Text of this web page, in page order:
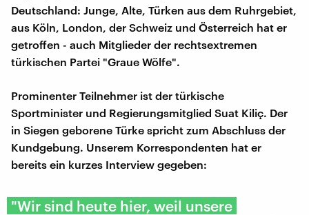
Deutschland: Junge, Alte, Türken aus dem Ruhrgebiet,
aus Köln, London, der Schweiz und Österreich hat er
getroffen - auch Mitglieder der rechtsextremen
türkischen Partei "Graue Wölfe".
Prominenter Teilnehmer ist der türkische
Sportminister und Regierungsmitglied Suat Kiliç. Der
in Siegen geborene Türke spricht zum Abschluss der
Kundgebung. Unserem Korrespondenten hat er
bereits ein kurzes Interview gegeben:
"Wir sind heute hier, weil unsere